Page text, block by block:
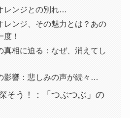
レンジとの別れ…
レンジ、その魅力とは？あの
！
真相に迫る：なぜ、消えてし
影響：悲しみの声が続々…
そう！：「つぶつぶ」の